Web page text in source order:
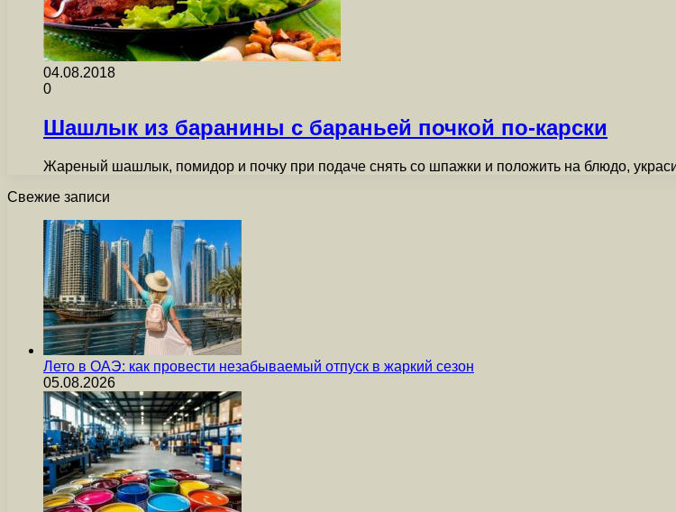
04.08.2018
0
Шашлык из баранины с бараньей почкой по-карски
Жареный шашлык, помидор и почку при подаче снять со шпажки и положить на блюдо,
Свежие записи
Лето в ОАЭ: как провести незабываемый отпуск в жаркий сезон
05.08.2026